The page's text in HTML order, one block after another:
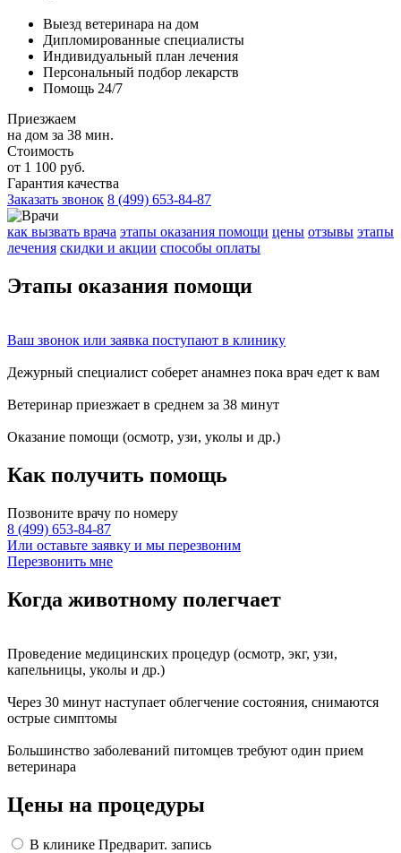
Выезд ветеринара на дом
Дипломированные специалисты
Индивидуальный план лечения
Персональный подбор лекарств
Помощь 24/7
Приезжаем
на дом за 38 мин.
Стоимость
от 1 100 руб.
Гарантия качества
Заказать звонок 8 (499) 653-84-87
как вызвать врача этапы оказания помощи цены отзывы этапы
лечения скидки и акции способы оплаты
Этапы оказания помощи
Ваш звонок или заявка поступают в клинику
Дежурный специалист соберет анамнез пока врач едет к вам
Ветеринар приезжает в среднем за 38 минут
Оказание помощи (осмотр, узи, уколы и др.)
Как получить помощь
Позвоните врачу по номеру
8 (499) 653-84-87
Или оставьте заявку и мы перезвоним
Перезвонить мне
Когда животному полегчает
Проведение медицинских процедур (осмотр, экг, узи,
капельницы, уколы и др.)
Через 30 минут наступает облегчение состояния, снимаются
острые симптомы
Большинство заболеваний питомцев требуют один прием
ветеринара
Цены на процедуры
В клинике Предварит. запись